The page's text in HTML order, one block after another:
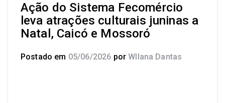
Ação do Sistema Fecomércio
leva atrações culturais juninas a
Natal, Caicó e Mossoró
Postado em 05/06/2026 por Wllana Dantas